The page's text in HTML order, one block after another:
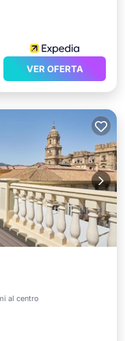
VER OFERTA
al centro